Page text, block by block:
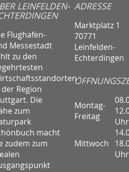
LEINFELDEN-
Flughafen-
Messestadt
zu den
Region
Die
zum
macht
zudem zum
ADRESSE
Marktplatz 1
70771
Leinfelden-
Echterdingen
Montag-
Freitag
Uhr
Mittwoch
Uhr